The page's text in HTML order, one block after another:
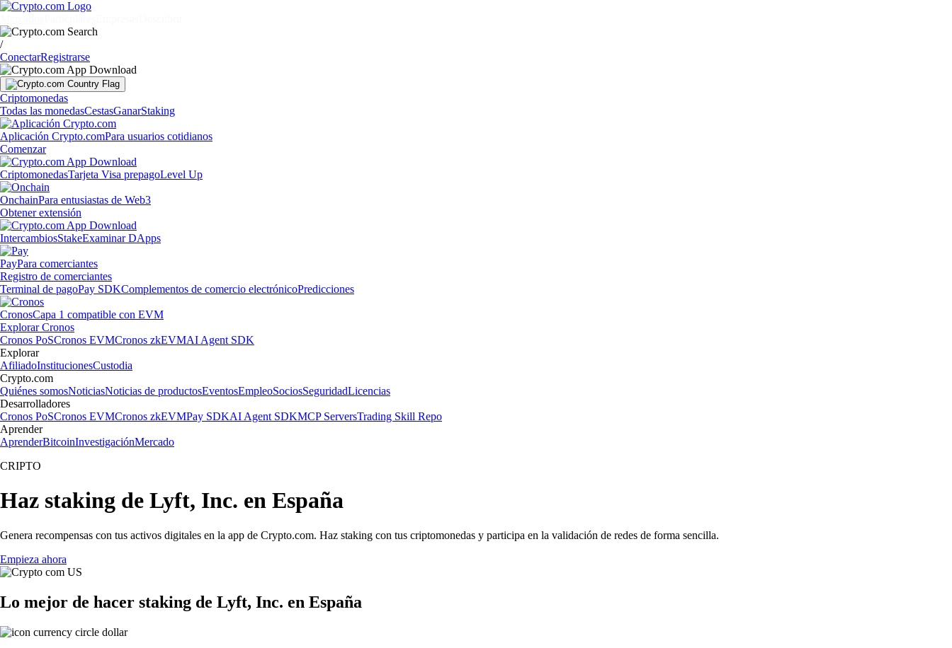
/
ConectarRegistrarse
Criptomonedas
Todas las monedasCestasGanarStaking
Aplicación Crypto.comPara usuarios cotidianos
Comenzar
CriptomonedasTarjeta Visa prepagoLevel Up
OnchainPara entusiastas de Web3
Obtener extensión
IntercambiosStakeExaminar DApps
PayPara comerciantes
Registro de comerciantes
Terminal de pagoPay SDKComplementos de comercio electrónicoPredicciones
CronosCapa 1 compatible con EVM
Explorar Cronos
Cronos PoSCronos EVMCronos zkEVMAI Agent SDK
Explorar
AfiliadoInstitucionesCustodia
Crypto.com
Quiénes somosNoticiasNoticias de productosEventosEmpleoSociosSeguridadLicencias
Desarrolladores
Cronos PoSCronos EVMCronos zkEVMPay SDKAI Agent SDKMCP ServersTrading Skill Repo
Aprender
AprenderBitcoinInvestigaciónMercado
CRIPTO
Haz staking de Lyft, Inc. en España
Genera recompensas con tus activos digitales en la app de Crypto.com. Haz staking con tus criptomonedas y participa en la validación de redes de forma sencilla.
Empieza ahora
Lo mejor de hacer staking de Lyft, Inc. en España